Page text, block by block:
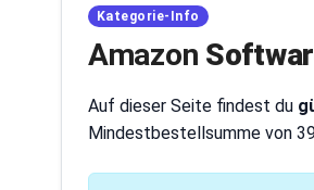
Kategorie-Info
Amazon
Auf dieser Seite findest du
Mindestbestellsumme von